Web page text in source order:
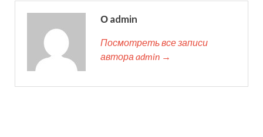
О admin
Посмотреть все записи
автора admin →